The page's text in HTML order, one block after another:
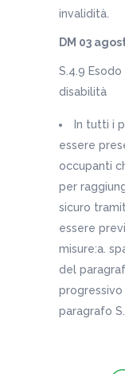
invalidità.
DM 03
S.4.9
disabilità
In tutti i
essere
occupanti
per
sicuro
essere
misure:a.
del
paragrafo